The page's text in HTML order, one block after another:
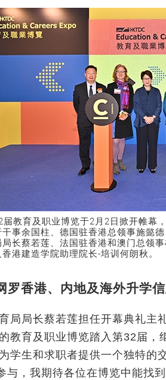
届教育及职业博览于2月2日掀开帷幕
干事余国柱、德国驻香港总领事施懿
局长蔡若莲、法国驻香港和澳门总领
香港建造学院助理院长-培训何朗秋。
罗香港、内地及海外升学
局局长蔡若莲担任开幕典礼主
教育及职业博览踏入第32届，
学生和求职者提供一个独特的
与，我期待各位在博览中能找